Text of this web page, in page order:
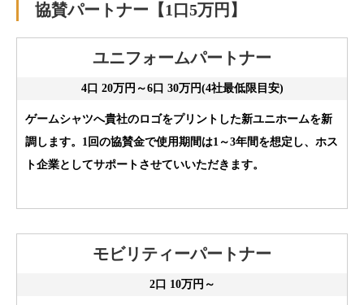
協賛パートナー【1口5万円】
ユニフォームパートナー
4口 20万円～6口 30万円(4社最低限目安)
ゲームシャツへ貴社のロゴをプリントした新ユニホームを新
調します。1回の協賛金で使用期間は1～3年間を想定し、ホス
ト企業としてサポートさせていいただきます。
モビリティーパートナー
2口 10万円～